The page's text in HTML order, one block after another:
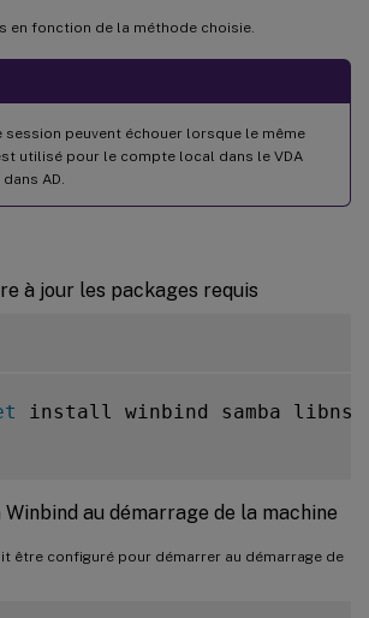
en fonction de la méthode choisie.
session peuvent échouer lorsque le même
utilisé pour le compte local dans le VDA
AD.
à jour les packages requis
install winbind samba libnss
au démarrage de la machine
être configuré pour démarrer au démarrage de